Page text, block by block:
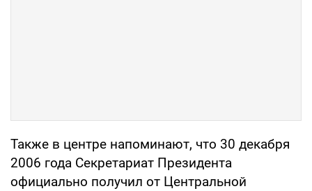
Также в центре напоминают, что 30 декабря
2006 года Секретариат Президента
официально получил от Центральной